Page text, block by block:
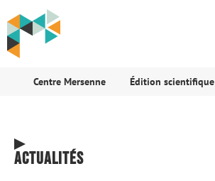
Centre Mersenne Édition scientifique
Actualités